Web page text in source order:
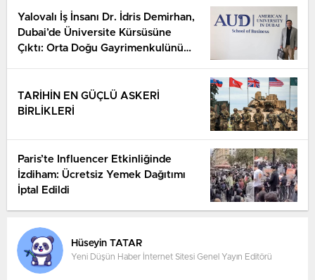
Yalovalı İş İnsanı Dr. İdris Demirhan,
Dubai’de Üniversite Kürsüsüne
Çıktı: Orta Doğu Gayrimenkulünü
TARİHİN EN GÜÇLÜ ASKERİ
BİRLİKLERİ
Paris’te Influencer Etkinliğinde
İzdiham: Ücretsiz Yemek Dağıtımı
İptal Edildi
Hüseyin TATAR
Yeni Düşün Haber İnternet Sitesi Genel Yayın Editörü